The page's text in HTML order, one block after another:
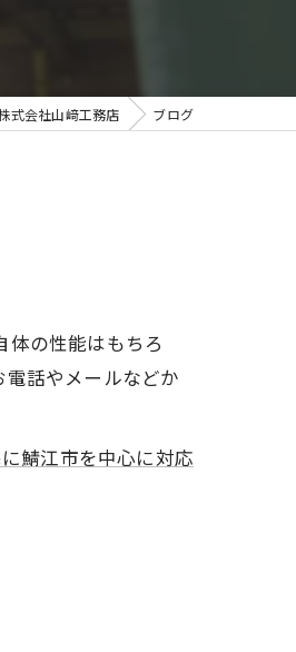
式会社山﨑工務店 ブログ
の性能はもちろ
話やメールなどか
鯖江市を中心に対応